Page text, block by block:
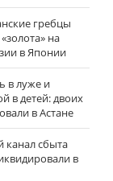
гребцы
на
в Японии
в луже и
в детей: двоих
в Астане
канал сбыта
в